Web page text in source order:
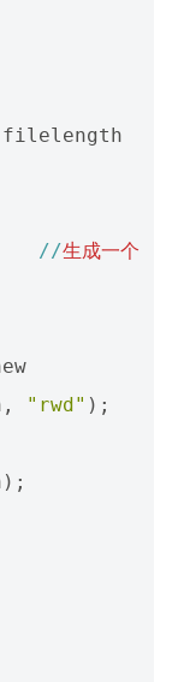
filelength
//生成一个
, "rwd" );
);